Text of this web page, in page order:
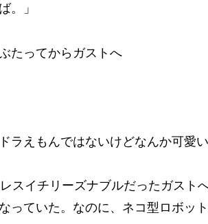
。」
たってからガストへ
えもんではないけどなんか可愛い
スイチリーズナブルだったガスト
っていた。なのに、ネコ型ロボッ